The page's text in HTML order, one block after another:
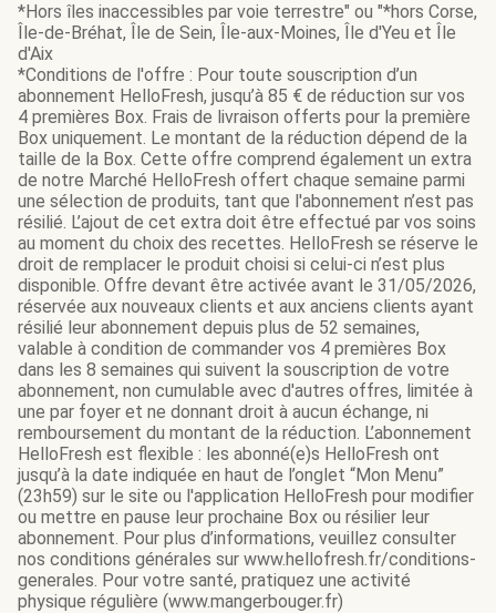
*Hors îles inaccessibles par voie terrestre" ou "*hors Corse,
Île-de-Bréhat, Île de Sein, Île-aux-Moines, Île d'Yeu et Île
d'Aix
*Conditions de l'offre : Pour toute souscription d’un
abonnement HelloFresh, jusqu’à 85 € de réduction sur vos
4 premières Box. Frais de livraison offerts pour la première
Box uniquement. Le montant de la réduction dépend de la
taille de la Box. Cette offre comprend également un extra
de notre Marché HelloFresh offert chaque semaine parmi
une sélection de produits, tant que l'abonnement n’est pas
résilié. L’ajout de cet extra doit être effectué par vos soins
au moment du choix des recettes. HelloFresh se réserve le
droit de remplacer le produit choisi si celui-ci n’est plus
disponible. Offre devant être activée avant le 31/05/2026,
réservée aux nouveaux clients et aux anciens clients ayant
résilié leur abonnement depuis plus de 52 semaines,
valable à condition de commander vos 4 premières Box
dans les 8 semaines qui suivent la souscription de votre
abonnement, non cumulable avec d'autres offres, limitée à
une par foyer et ne donnant droit à aucun échange, ni
remboursement du montant de la réduction. L’abonnement
HelloFresh est flexible : les abonné(e)s HelloFresh ont
jusqu’à la date indiquée en haut de l’onglet “Mon Menu”
(23h59) sur le site ou l'application HelloFresh pour modifier
ou mettre en pause leur prochaine Box ou résilier leur
abonnement. Pour plus d’informations, veuillez consulter
nos conditions générales sur www.hellofresh.fr/conditions-
generales. Pour votre santé, pratiquez une activité
physique régulière (www.mangerbouger.fr)